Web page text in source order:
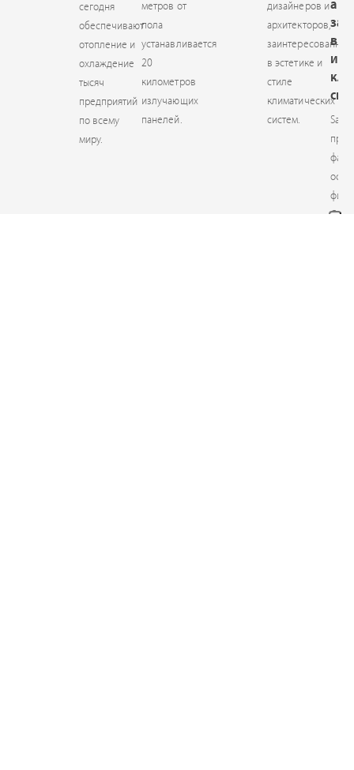
сегодня
обеспечивают
отопление и
охлаждение
тысяч
предприятий
по всему
миру.
метров от
пола
устанавливается
20
километров
излучающих
панелей.
дизайнеров и
архитекторов,
заинтересованных
в эстетике и
стиле
климатических
систем.
в
и